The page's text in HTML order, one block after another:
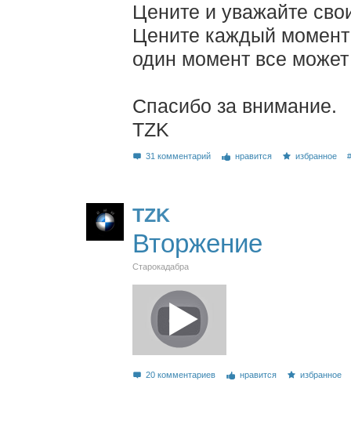
Цените и уважайте
Цените каждый момент
один момент все
Спасибо за внимание.
TZK
31 комментарий нравится избранное
TZK
Вторжение
Старокадабра
20 комментариев нравится избранное